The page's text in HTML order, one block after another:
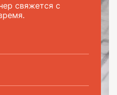
свяжется с